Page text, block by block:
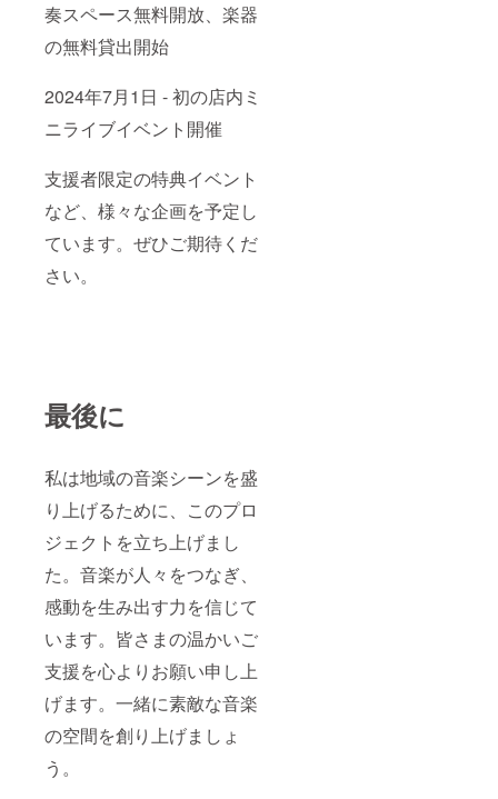
奏スペース無料開放、楽器
の無料貸出開始
2024年7月1日 - 初の店内ミ
ニライブイベント開催
支援者限定の特典イベント
など、様々な企画を予定し
ています。ぜひご期待くだ
さい。
最後に
私は地域の音楽シーンを盛
り上げるために、このプロ
ジェクトを立ち上げまし
た。音楽が人々をつなぎ、
感動を生み出す力を信じて
います。皆さまの温かいご
支援を心よりお願い申し上
げます。一緒に素敵な音楽
の空間を創り上げましょ
う。